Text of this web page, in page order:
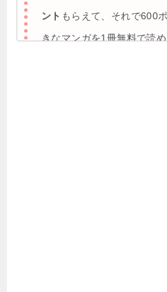
ント もらえて、それで600
きなマンガを1冊無料で読